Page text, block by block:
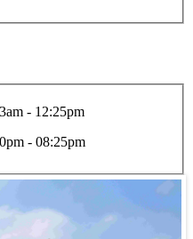
- 12:25pm
- 08:25pm